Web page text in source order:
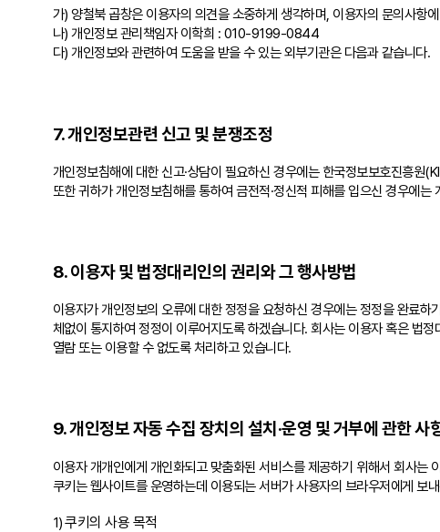
가) 양철북 곱창은 이용자의 의견을 소중하게 생각하며, 이용자의 문의사항
나) 개인정보 관리책임자 이학희 : 010-9199-0844
다) 개인정보와 관련하여 도움을 받을 수 있는 외부기관은 다음과 같습니다.
7. 개인정보관련 신고 및 분쟁조정
개인정보침해에 대한 신고·상담이 필요하신 경우에는 한국정보보호진흥원
또한 귀하가 개인정보침해를 통하여 금전적·정신적 피해를 입으신 경우에
8. 이용자 및 법정대리인의 권리와 그 행사방법
이용자가 개인정보의 오류에 대한 정정을 요청하신 경우에는 정정을 완료
체없이 통지하여 정정이 이루어지도록 하겠습니다. 회사는 이용자 혹은 법
열람 또는 이용할 수 없도록 처리하고 있습니다.
9. 개인정보 자동 수집 장치의 설치·운영 및 거부에 관한 사
이용자 개개인에게 개인화되고 맞춤화된 서비스를 제공하기 위해서 회사는
쿠키는 웹사이트를 운영하는데 이용되는 서버가 사용자의 브라우저에게 보
1)쿠키의 사용 목적